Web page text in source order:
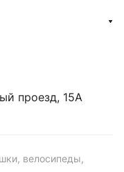
проезд, 15А
велосипеды,